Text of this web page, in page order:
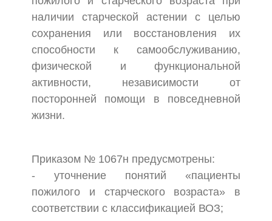
наличии старческой астении с целью
сохранения или восстановления их
способности к самообслуживанию,
физической и функциональной
активности, независимости от
посторонней помощи в повседневной
жизни.
Приказом № 1067н предусмотрены:
- уточнение понятий «пациенты
пожилого и старческого возраста» в
соответствии с классификацией ВОЗ;